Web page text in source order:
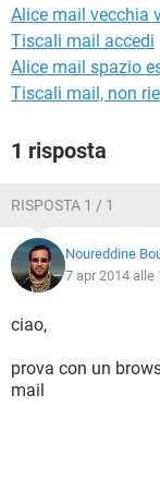
Alice mail vecchia
Tiscali mail accedi
Alice mail spazio
Tiscali mail, non
1 risposta
RISPOSTA 1 / 1
Noureddine
7 apr 2014 alle
ciao,
prova con un
mail